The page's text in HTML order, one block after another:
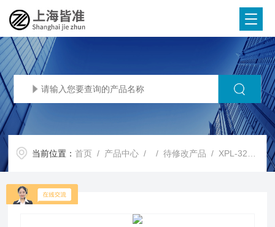
当前位置：首页 / 产品中心 / /待修改产品 / XPL-3230守真偏光显微镜